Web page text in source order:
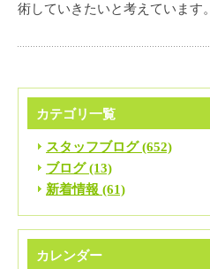
術していきたいと考えています。
カテゴリ一覧
スタッフブログ (652)
ブログ (13)
新着情報 (61)
カレンダー